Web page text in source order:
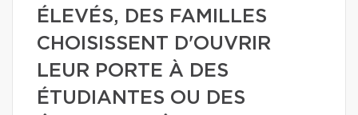
ÉLEVÉS, DES FAMILLES
CHOISISSENT D'OUVRIR
LEUR PORTE À DES
ÉTUDIANTES OU DES